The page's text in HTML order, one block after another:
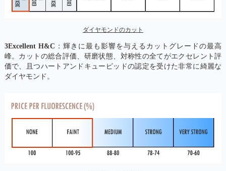
ダイヤモンドのカット
3Excellent H&C ：輝きに最も影響を与えるカットグレードの最高
峰。カットの総合評価、研磨状態、対称性の全てがエクセレント評
価で、且つハートアンドキューピッドの認定を受けた非常に綺麗な
ダイヤモンド。